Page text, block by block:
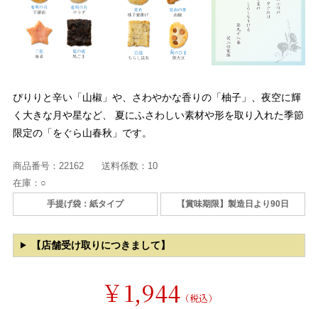
ぴりりと辛い「山椒」や、さわやかな香りの「柚子」、夜空に輝
く大きな月や星など、 夏にふさわしい素材や形を取り入れた季節
限定の「をぐら山春秋」です。
商品番号： 22162 送料係数： 10
在庫： ○
手提げ袋：紙タイプ 【賞味期限】製造日より90日
【店舗受け取りにつきまして】
￥1,944 （税込）